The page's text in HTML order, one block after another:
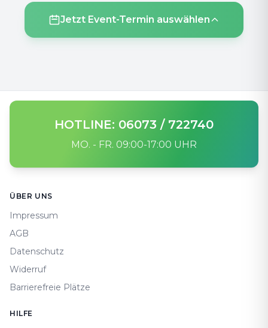
Jetzt Event-Termin auswählen
HOTLINE: 06073 / 722740
MO. - FR. 09:00-17:00 UHR
ÜBER UNS
Impressum
AGB
Datenschutz
Widerruf
Barrierefreie Plätze
HILFE